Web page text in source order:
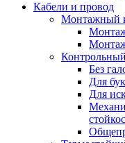
Кабели и провод
Монтажный
Без
Для
Для